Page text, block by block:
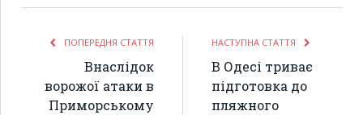
ПОПЕРЕДНЯ СТАТТЯ
Внаслідок
ворожої атаки в
Приморському
НАСТУПНА СТАТТЯ
В Одесі триває
підготовка до
пляжного